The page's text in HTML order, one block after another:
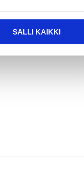
SALLI KAIKKI